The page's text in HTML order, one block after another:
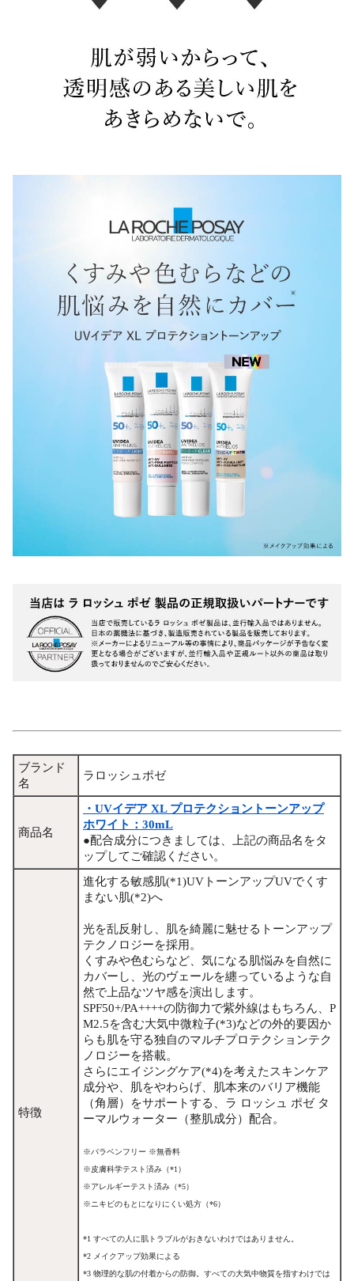
ブランド
名
ラロッシュポゼ
商品名
・UVイデア XL プロテクショントーンアップ
ホワイト：30mL
●配合成分につきましては、上記の商品名をタ
ップしてご確認ください。
特徴
進化する敏感肌(*1)UVトーンアップUVでくす
まない肌(*2)へ
光を乱反射し、肌を綺麗に魅せるトーンアップ
テクノロジーを採用。
くすみや色むらなど、気になる肌悩みを自然に
カバーし、光のヴェールを纏っているような自
然で上品なツヤ感を演出します。
SPF50+/PA++++の防御力で紫外線はもちろん、P
M2.5を含む大気中微粒子(*3)などの外的要因か
らも肌を守る独自のマルチプロテクションテク
ノロジーを搭載。
さらにエイジングケア(*4)を考えたスキンケア
成分や、肌をやわらげ、肌本来のバリア機能
（角層）をサポートする、ラ ロッシュ ポゼ タ
ーマルウォーター（整肌成分）配合。
※パラベンフリー ※無香料
※皮膚科学テスト済み（*1）
※アレルギーテスト済み（*5）
※ニキビのもとになりにくい処方（*6）
*1 すべての人に肌トラブルがおきないわけではありません。
*2 メイクアップ効果による
*3 物理的な肌の付着からの防御。すべての大気中物質を指すわけでは